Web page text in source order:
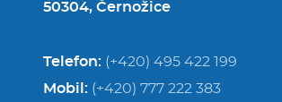
50304, Černožice
Telefon: (+420) 495 422 199
Mobil: (+420) 777 222 383